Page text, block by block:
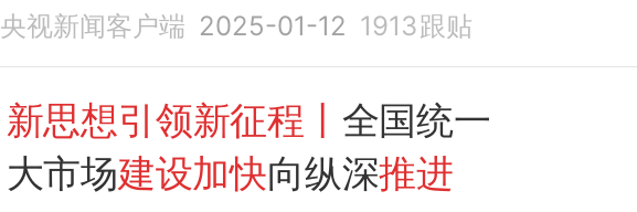
央视新闻客户端 2025-01-12 1913跟贴
新思想引领新征程丨 全国统一
大市场建设加快向纵深推进